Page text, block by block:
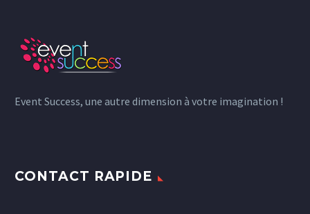
Event Success, une autre dimension à votre imagination !
CONTACT RAPIDE